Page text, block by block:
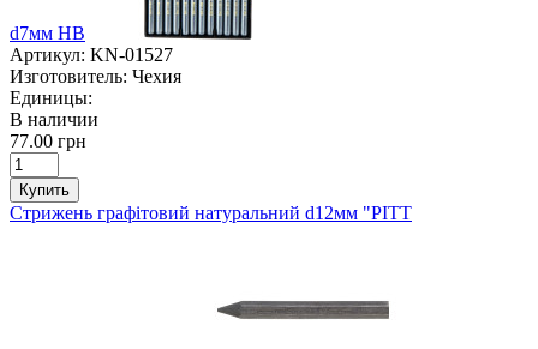
d7мм HВ
Артикул: KN-01527
Изготовитель: Чехия
Единицы:
В наличии
77.00 грн
Купить
Стрижень графітовий натуральний d12мм "PITT